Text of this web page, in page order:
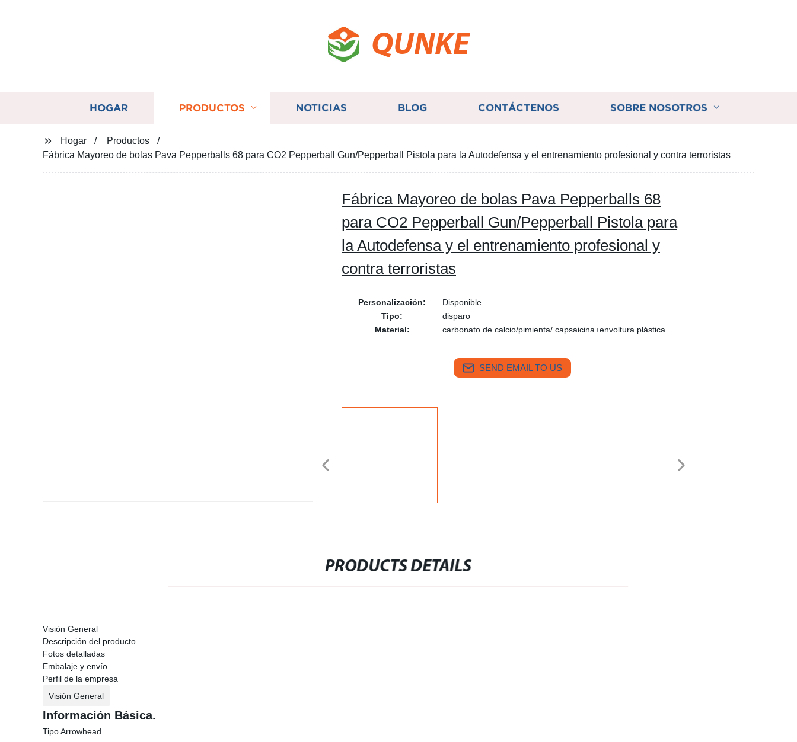
QUNKE
HOGAR PRODUCTOS NOTICIAS BLOG CONTÁCTENOS SOBRE NOSOTROS
Hogar
Productos
Fábrica Mayoreo de bolas Pava Pepperballs 68 para CO2 Pepperball Gun/Pepperball Pistola para la Autodefensa y el entrenamiento profesional y contra terroristas
Fábrica Mayoreo de bolas Pava Pepperballs 68
para CO2 Pepperball Gun/Pepperball Pistola para
la Autodefensa y el entrenamiento profesional y
contra terroristas
Personalización:
Disponible
Tipo:
disparo
Material:
carbonato de calcio/pimienta/ capsaicina+envoltura plástica
SEND EMAIL TO US
PRODUCTS DETAILS
Visión General
Descripción del producto
Fotos detalladas
Embalaje y envío
Perfil de la empresa
Visión General
Información Básica.
Tipo Arrowhead